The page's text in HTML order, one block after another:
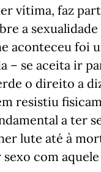
vítima, faz
a
aconteceu foi
– se aceita ir
o direito a
resistiu
a ter
lute até à
com